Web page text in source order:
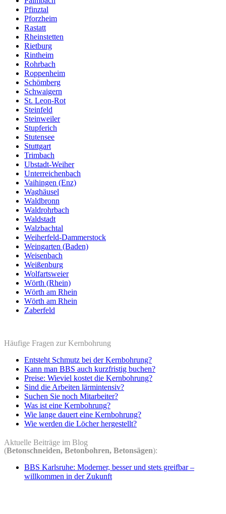
Pfinztal
Pforzheim
Rastatt
Rheinstetten
Rietburg
Rintheim
Rohrbach
Roppenheim
Schömberg
Schwaigern
St. Leon-Rot
Steinfeld
Steinweiler
Stupferich
Stutensee
Stuttgart
Trimbach
Ubstadt-Weiher
Unterreichenbach
Vaihingen (Enz)
Waghäusel
Waldbronn
Waldrohrbach
Waldstadt
Walzbachtal
Weiherfeld-Dammerstock
Weingarten (Baden)
Weisenbach
Weißenburg
Wolfartsweier
Wörth (Rhein)
Wörth am Rhein
Wörth am Rhein
Zaberfeld
Häufige Fragen zur Kernbohrung
Entsteht Schmutz bei der Kernbohrung?
Kann man BBS auch kurzfristig buchen?
Preise: Wieviel kostet die Kernbohrung?
Sind die Arbeiten lärmintensiv?
Suchen Sie noch Mitarbeiter?
Was ist eine Kernbohrung?
Wie lange dauert eine Kernbohrung?
Wie werden die Löcher hergestellt?
Aktuelle Beiträge im Blog
(Betonschneiden, Betonbohren, Betonsägen):
BBS Karlsruhe: Moderner, besser und stets greifbar –
willkommen in der Zukunft